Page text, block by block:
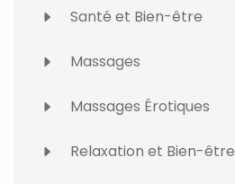
Santé et Bien-être
Massages
Massages Érotiques
Relaxation et Bien-être